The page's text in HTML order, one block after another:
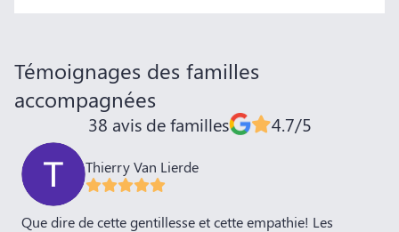
Témoignages des familles
accompagnées
38 avis de familles 4.7/5
Thierry Van Lierde
Que dire de cette gentillesse et cette empathie! Les